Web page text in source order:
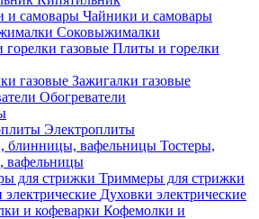
Чайники и самовары
Соковыжималки
Плиты и горелки
Зажигалки газовые
Обогреватели
Электроплиты
Тостеры,
вафельницы
Триммеры для стрижки
Духовки электрические
Кофемолки и